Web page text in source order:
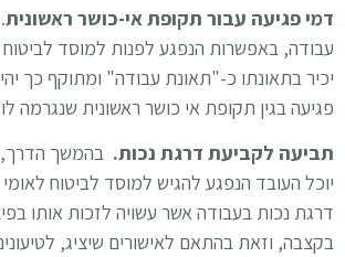
דמי פגיעה עבור תקופת אי-כושר ראשונית
עבודה, באפשרות הנפגע לפנות למוסד
יכיר בתאונתו כ-"תאונת עבודה" ומתוקף כך
פגיעה בגין תקופת אי כושר ראשונית שנגרמה
תביעה לקביעת דרגת נכות. בהמשך
יוכל העובד הנפגע להגיש למוסד לביטוח
דרגת נכות בעבודה אשר עשויה לזכות אותו
בקצבה, וזאת בהתאם לאישורים שיציג,